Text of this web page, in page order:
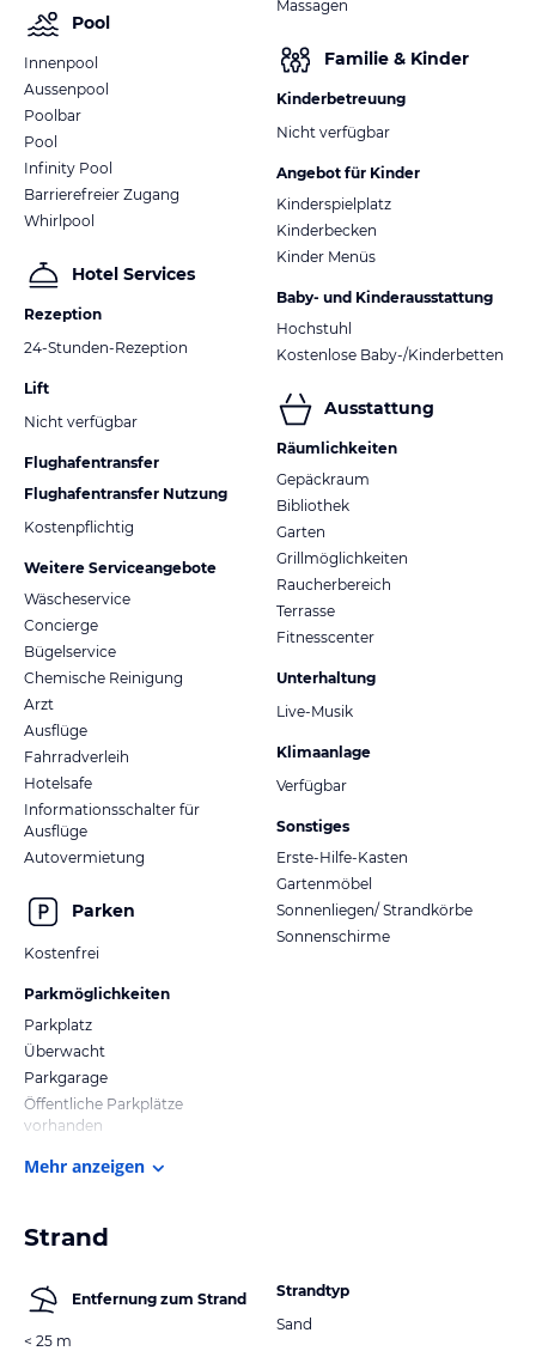
Pool
Innenpool
Aussenpool
Poolbar
Pool
Infinity Pool
Barrierefreier Zugang
Whirlpool
Hotel Services
Rezeption
24-Stunden-Rezeption
Lift
Nicht verfügbar
Flughafentransfer
Flughafentransfer Nutzung
Kostenpflichtig
Weitere Serviceangebote
Wäscheservice
Concierge
Bügelservice
Chemische Reinigung
Arzt
Ausflüge
Fahrradverleih
Hotelsafe
Informationsschalter für
Ausflüge
Autovermietung
Parken
Kostenfrei
Parkmöglichkeiten
Parkplatz
Überwacht
Parkgarage
Öffentliche Parkplätze
vorhanden
Massagen
Familie & Kinder
Kinderbetreuung
Nicht verfügbar
Angebot für Kinder
Kinderspielplatz
Kinderbecken
Kinder Menüs
Baby- und Kinderausstattung
Hochstuhl
Kostenlose Baby-/Kinderbetten
Ausstattung
Räumlichkeiten
Gepäckraum
Bibliothek
Garten
Grillmöglichkeiten
Raucherbereich
Terrasse
Fitnesscenter
Unterhaltung
Live-Musik
Klimaanlage
Verfügbar
Sonstiges
Erste-Hilfe-Kasten
Gartenmöbel
Sonnenliegen/ Strandkörbe
Sonnenschirme
Mehr anzeigen
Strand
Entfernung zum Strand
< 25 m
Strandtyp
Sand